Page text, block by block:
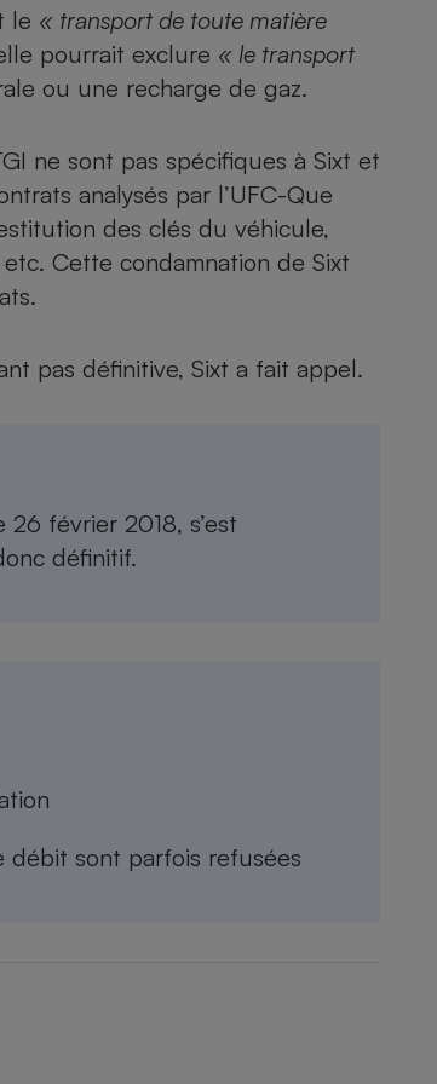
le « transport de toute matière
pourrait exclure « le transport
ou une recharge de gaz.
ne sont pas spécifiques à Sixt et
analysés par l’UFC-Que
des clés du véhicule,
Cette condamnation de Sixt
pas définitive, Sixt a fait appel.
février 2018, s’est
définitif.
débit sont parfois refusées